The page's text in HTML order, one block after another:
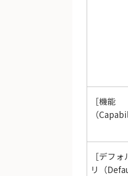
機能
（
デフォ
リ（